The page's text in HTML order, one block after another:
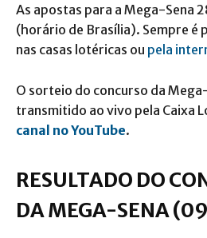
As apostas para a Mega-Sena
(horário de Brasília). Sempre é
nas casas lotéricas ou pela
O sorteio do concurso da
transmitido ao vivo pela Caixa
canal no YouTube.
RESULTADO DO
DA MEGA-SENA